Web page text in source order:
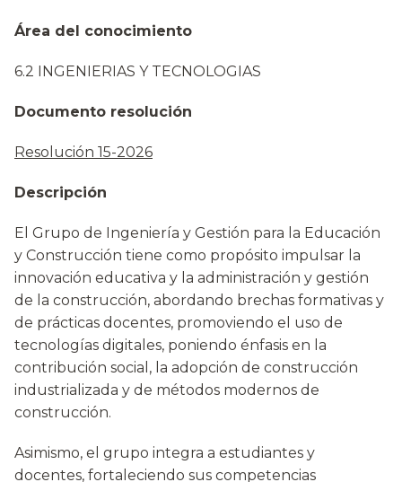
Área del conocimiento
6.2 INGENIERIAS Y TECNOLOGIAS
Documento resolución
Resolución 15-2026
Descripción
El Grupo de Ingeniería y Gestión para la Educación
y Construcción tiene como propósito impulsar la
innovación educativa y la administración y gestión
de la construcción, abordando brechas formativas y
de prácticas docentes, promoviendo el uso de
tecnologías digitales, poniendo énfasis en la
contribución social, la adopción de construcción
industrializada y de métodos modernos de
construcción.
Asimismo, el grupo integra a estudiantes y
docentes, fortaleciendo sus competencias